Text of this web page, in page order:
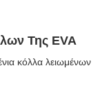
Της EVA
κόλλα λειωμένων